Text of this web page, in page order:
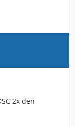
2x den